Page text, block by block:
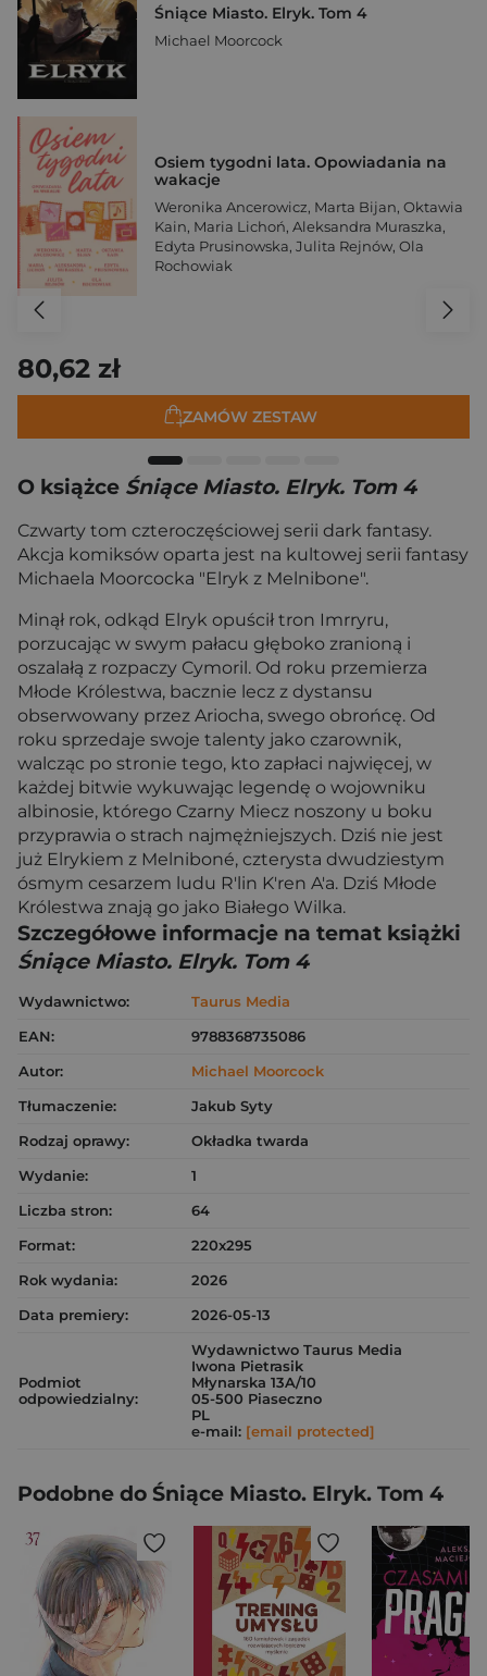
Śniące Miasto. Elryk. Tom 4
Michael Moorcock
Osiem tygodni lata. Opowiadania na
wakacje
Weronika Ancerowicz, Marta Bijan, Oktawia
Kain, Maria Lichoń, Aleksandra Muraszka,
Edyta Prusinowska, Julita Rejnów, Ola
Rochowiak
80,62 zł
ZAMÓW ZESTAW
O książce Śniące Miasto. Elryk. Tom 4
Czwarty tom czteroczęściowej serii dark fantasy.
Akcja komiksów oparta jest na kultowej serii fantasy
Michaela Moorcocka "Elryk z Melnibone".
Minął rok, odkąd Elryk opuścił tron Imrryru,
porzucając w swym pałacu głęboko zranioną i
oszalałą z rozpaczy Cymoril. Od roku przemierza
Młode Królestwa, bacznie lecz z dystansu
obserwowany przez Ariocha, swego obrońcę. Od
roku sprzedaje swoje talenty jako czarownik,
walcząc po stronie tego, kto zapłaci najwięcej, w
każdej bitwie wykuwając legendę o wojowniku
albinosie, którego Czarny Miecz noszony u boku
przyprawia o strach najmężniejszych. Dziś nie jest
już Elrykiem z Melniboné, czterysta dwudziestym
ósmym cesarzem ludu R'lin K'ren A'a. Dziś Młode
Królestwa znają go jako Białego Wilka.
Szczegółowe informacje na temat książki
Śniące Miasto. Elryk. Tom 4
Wydawnictwo:
Taurus Media
EAN:
9788368735086
Autor:
Michael Moorcock
Tłumaczenie:
Jakub Syty
Rodzaj oprawy:
Okładka twarda
Wydanie:
1
Liczba stron:
64
Format:
220x295
Rok wydania:
2026
Data premiery:
2026-05-13
Podmiot
odpowiedzialny:
Wydawnictwo Taurus Media
Iwona Pietrasik
Młynarska 13A/10
05-500 Piaseczno
PL
e-mail: [email protected]
Podobne do Śniące Miasto. Elryk. Tom 4